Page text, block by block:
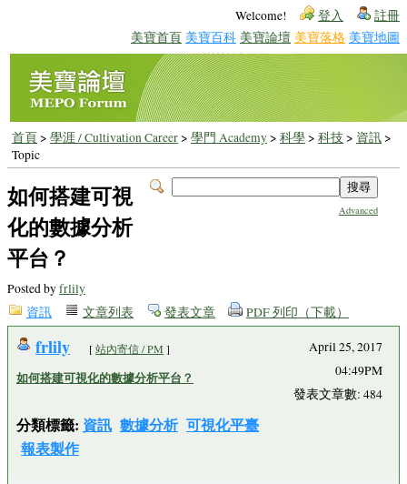
Welcome! 登入 註冊
美寶首頁 美寶百科 美寶論壇 美寶落格 美寶地圖
首頁> 學涯 / Cultivation Career> 學門 Academy> 科學> 科技> 資訊>
Topic
Advanced
如何搭建可視
化的數據分析
平台？
Posted byfrlily
資訊
文章列表 發表文章 PDF 列印（下載）
frlily [站內寄信 / PM ]
如何搭建可視化的數據分析平台？
分類標籤: 資訊 數據分析 可視化平臺
報表製作
April 25, 2017
04:49PM
發表文章數: 484